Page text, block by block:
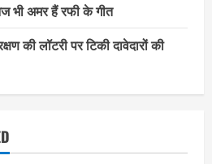
भी अमर हैं रफी के गीत
की लॉटरी पर टिकी दावेदारों की